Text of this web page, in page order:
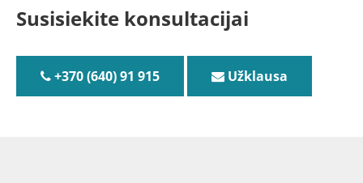
Susisiekite konsultacijai
+370 (640) 91 915 Užklausa